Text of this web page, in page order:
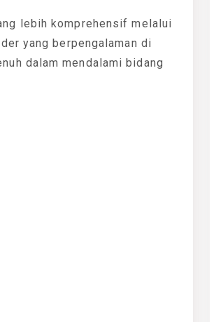
lebih komprehensif melalui
yang berpengalaman di
dalam mendalami bidang